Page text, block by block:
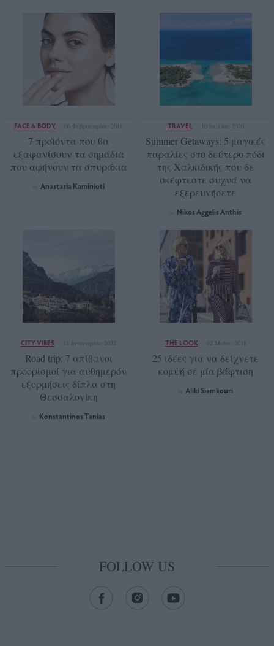
FACE & BODY 06 Φεβρουαρίου 2018
7 προϊόντα που θα
εξαφανίσουν τα σημάδια
που αφήνουν τα σπυράκια
Anastasia Kaminioti
TRAVEL 10 Ιουλίου 2020
Summer Getaways: 5 μαγικές
παραλίες στο δεύτερο πόδι
της Χαλκιδικής που δε
σκέφτεστε συχνά να
εξερευνήσετε
Νikos Aggelis Anthis
CITY VIBES 13 Ιανουαρίου 2022
Road trip: 7 απίθανοι
προορισμοί για αυθημερόν
εξορμήσεις δίπλα στη
Θεσσαλονίκη
Konstantinos Tanias
THE LOOK 02 Μαΐου 2018
25 ιδέες για να δείχνετε
κομψή σε μία βάφτιση
Aliki Siamkouri
FOLLOW US